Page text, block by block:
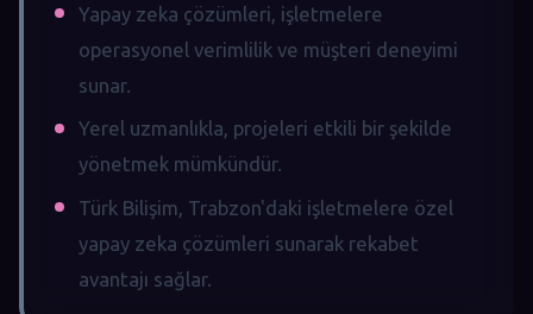
Yapay zeka çözümleri, işletmelere
operasyonel verimlilik ve müşteri deneyimi
sunar.
Yerel uzmanlıkla, projeleri etkili bir şekilde
yönetmek mümkündür.
Türk Bilişim, Trabzon'daki işletmelere özel
yapay zeka çözümleri sunarak rekabet
avantajı sağlar.